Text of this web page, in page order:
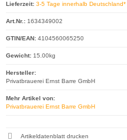
Lieferzeit: 3-5 Tage innerhalb Deutschland*
Art.Nr.: 1634349002
GTIN/EAN: 4104560065250
Gewicht: 15.00kg
Hersteller:
Privatbrauerei Ernst Barre GmbH
Mehr Artikel von:
Privatbrauerei Ernst Barre GmbH
Artikeldatenblatt drucken